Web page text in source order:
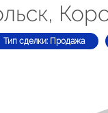
Тип сделки: Продажа